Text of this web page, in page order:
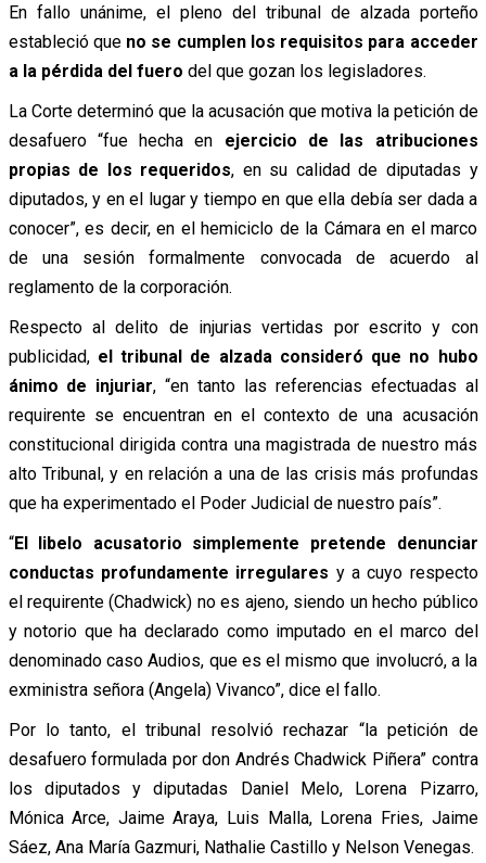
En fallo unánime, el pleno del tribunal de alzada porteño
estableció queno se cumplen los requisitos para acceder
a la pérdida del fuero del que gozan los legisladores.
La Corte determinó que la acusación que motiva la petición de
desafuero “fue hecha en ejercicio de las atribuciones
propias de los requeridos, en su calidad de diputadas y
diputados, y en el lugar y tiempo en que ella debía ser dada a
conocer”, es decir, en el hemiciclo de la Cámara en el marco
de una sesión formalmente convocada de acuerdo al
reglamento de la corporación.
Respecto al delito de injurias vertidas por escrito y con
publicidad,el tribunal de alzada consideró que no hubo
ánimo de injuriar, “en tanto las referencias efectuadas al
requirente se encuentran en el contexto de una acusación
constitucional dirigida contra una magistrada de nuestro más
alto Tribunal, y en relación a una de las crisis más profundas
que ha experimentado el Poder Judicial de nuestro país”.
“El libelo acusatorio simplemente pretende denunciar
conductas profundamente irregulares y a cuyo respecto
el requirente (Chadwick) no es ajeno, siendo un hecho público
y notorio que ha declarado como imputado en el marco del
denominado caso Audios, que es el mismo que involucró, a la
exministra señora (Angela) Vivanco”, dice el fallo.
Por lo tanto, el tribunal resolvió rechazar “la petición de
desafuero formulada por don Andrés Chadwick Piñera” contra
los diputados y diputadas Daniel Melo, Lorena Pizarro,
Mónica Arce, Jaime Araya, Luis Malla, Lorena Fries, Jaime
Sáez, Ana María Gazmuri, Nathalie Castillo y Nelson Venegas.